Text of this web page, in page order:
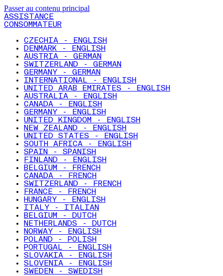
Passer au contenu principal
ASSISTANCE
CONSOMMATEUR
CZECHIA - ENGLISH
DENMARK - ENGLISH
AUSTRIA - GERMAN
SWITZERLAND - GERMAN
GERMANY - GERMAN
INTERNATIONAL - ENGLISH
UNITED ARAB EMIRATES - ENGLISH
AUSTRALIA - ENGLISH
CANADA - ENGLISH
GERMANY - ENGLISH
UNITED KINGDOM - ENGLISH
NEW ZEALAND - ENGLISH
UNITED STATES - ENGLISH
SOUTH AFRICA - ENGLISH
SPAIN - SPANISH
FINLAND - ENGLISH
BELGIUM - FRENCH
CANADA - FRENCH
SWITZERLAND - FRENCH
FRANCE - FRENCH
HUNGARY - ENGLISH
ITALY - ITALIAN
BELGIUM - DUTCH
NETHERLANDS - DUTCH
NORWAY - ENGLISH
POLAND - POLISH
PORTUGAL - ENGLISH
SLOVAKIA - ENGLISH
SLOVENIA - ENGLISH
SWEDEN - SWEDISH